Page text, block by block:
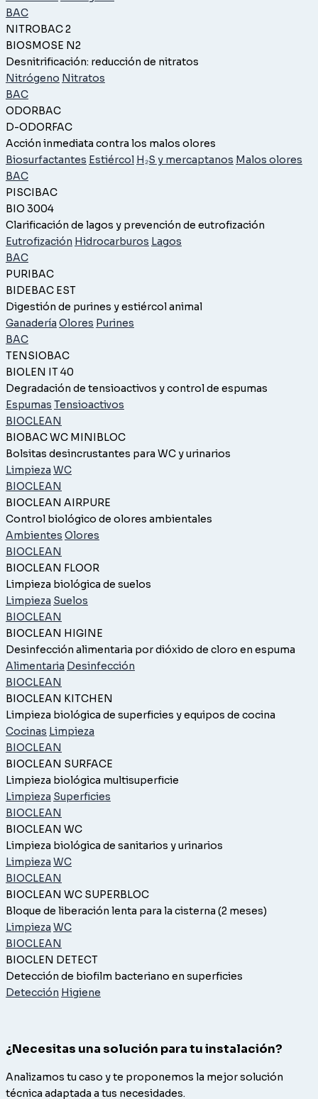
BAC
NITROBAC 2
BIOSMOSE N2
Desnitrificación: reducción de nitratos
Nitrógeno Nitratos
BAC
ODORBAC
D-ODORFAC
Acción inmediata contra los malos olores
Biosurfactantes Estiércol H₂S y mercaptanos Malos olores
BAC
PISCIBAC
BIO 3004
Clarificación de lagos y prevención de eutrofización
Eutrofización Hidrocarburos Lagos
BAC
PURIBAC
BIDEBAC EST
Digestión de purines y estiércol animal
Ganadería Olores Purines
BAC
TENSIOBAC
BIOLEN IT 40
Degradación de tensioactivos y control de espumas
Espumas Tensioactivos
BIOCLEAN
BIOBAC WC MINIBLOC
Bolsitas desincrustantes para WC y urinarios
Limpieza WC
BIOCLEAN
BIOCLEAN AIRPURE
Control biológico de olores ambientales
Ambientes Olores
BIOCLEAN
BIOCLEAN FLOOR
Limpieza biológica de suelos
Limpieza Suelos
BIOCLEAN
BIOCLEAN HIGINE
Desinfección alimentaria por dióxido de cloro en espuma
Alimentaria Desinfección
BIOCLEAN
BIOCLEAN KITCHEN
Limpieza biológica de superficies y equipos de cocina
Cocinas Limpieza
BIOCLEAN
BIOCLEAN SURFACE
Limpieza biológica multisuperficie
Limpieza Superficies
BIOCLEAN
BIOCLEAN WC
Limpieza biológica de sanitarios y urinarios
Limpieza WC
BIOCLEAN
BIOCLEAN WC SUPERBLOC
Bloque de liberación lenta para la cisterna (2 meses)
Limpieza WC
BIOCLEAN
BIOCLEN DETECT
Detección de biofilm bacteriano en superficies
Detección Higiene
¿Necesitas una solución para tu instalación?
Analizamos tu caso y te proponemos la mejor solución
técnica adaptada a tus necesidades.